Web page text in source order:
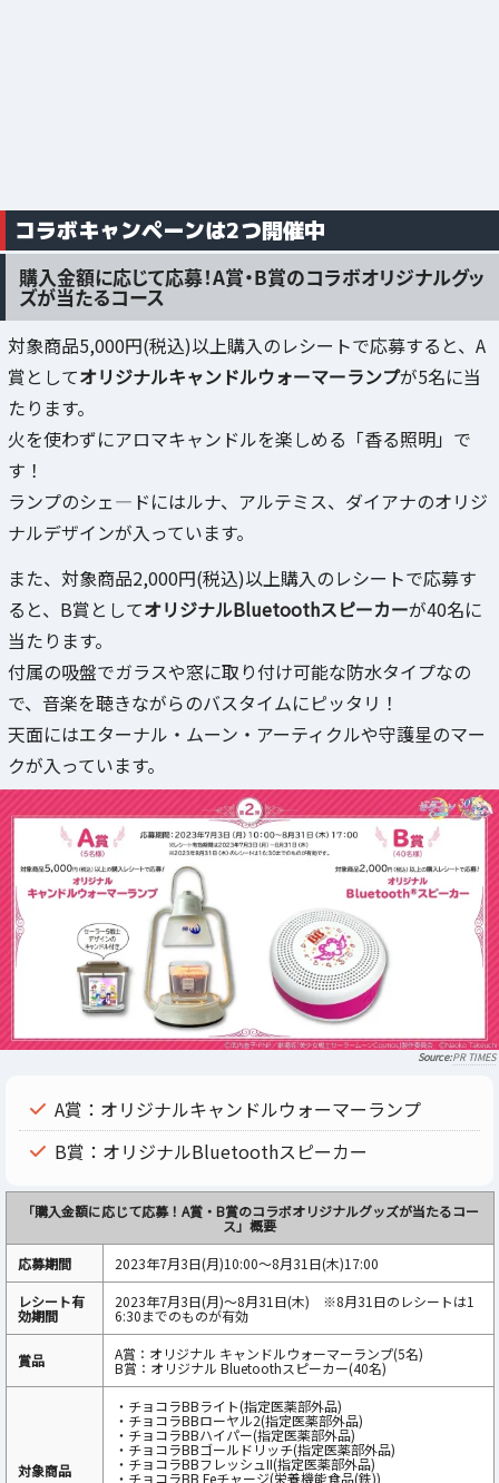
コラボキャンペーンは2つ開催中
購入金額に応じて応募！A賞・B賞のコラボオリジナルグッ
ズが当たるコース
対象商品5,000円(税込)以上購入のレシートで応募すると、A
賞としてオリジナルキャンドルウォーマーランプが5名に当
たります。
火を使わずにアロマキャンドルを楽しめる「香る照明」で
す！
ランプのシェ―ドにはルナ、アルテミス、ダイアナのオリジ
ナルデザインが入っています。
また、対象商品2,000円(税込)以上購入のレシートで応募す
ると、B賞としてオリジナルBluetoothスピーカーが40名に
当たります。
付属の吸盤でガラスや窓に取り付け可能な防水タイプなの
で、音楽を聴きながらのバスタイムにピッタリ！
天面にはエターナル・ムーン・アーティクルや守護星のマー
クが入っています。
PR TIMES
A賞：オリジナルキャンドルウォーマーランプ
B賞：オリジナルBluetoothスピーカー
「購入金額に応じて応募！A賞・B賞のコラボオリジナルグッズが当たるコー
ス」概要
応募期間
2023年7月3日(月)10:00～8月31日(木)17:00
レシート有
効期間
2023年7月3日(月)～8月31日(木) ※8月31日のレシートは1
6:30までのものが有効
賞品 A賞：オリジナル キャンドルウォーマーランプ(5名)
B賞：オリジナル Bluetoothスピーカー(40名)
対象商品
・チョコラBBライト(指定医薬部外品)
・チョコラBBローヤル2(指定医薬部外品)
・チョコラBBハイパー(指定医薬部外品)
・チョコラBBゴールドリッチ(指定医薬部外品)
・チョコラBBフレッシュII(指定医薬部外品)
・チョコラBB Feチャージ(栄養機能食品(鉄))